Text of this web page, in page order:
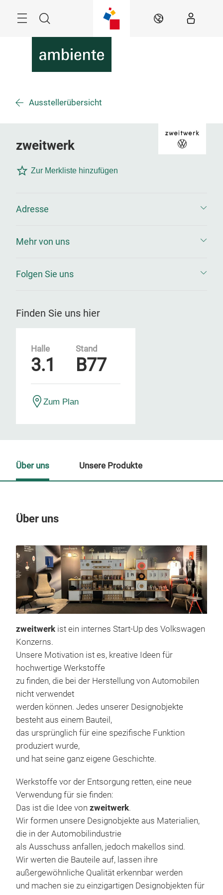
Suche DE
Ausstellerübersicht
zweitwerk
Zur Merkliste hinzufügen
Adresse
Mehr von uns
Folgen Sie uns
Finden Sie uns hier
Halle
3.1
Stand
B77
Zum Plan
Über uns
zweitwerk ist ein internes Start-Up des Volkswagen
Konzerns.
Unsere Motivation ist es, kreative Ideen für
hochwertige Werkstoffe
zu finden, die bei der Herstellung von Automobilen
nicht verwendet
werden können. Jedes unserer Designobjekte
besteht aus einem Bauteil,
das ursprünglich für eine spezifische Funktion
produziert wurde,
und hat seine ganz eigene Geschichte.
Werkstoffe vor der Entsorgung retten, eine neue
Verwendung für sie finden:
Das ist die Idee von zweitwerk.
Wir formen unsere Designobjekte aus Materialien,
die in der Automobilindustrie
als Ausschuss anfallen, jedoch makellos sind.
Wir werten die Bauteile auf, lassen ihre
außergewöhnliche Qualität erkennbar werden
und machen sie zu einzigartigen Designobjekten für
Über uns Unsere Produkte